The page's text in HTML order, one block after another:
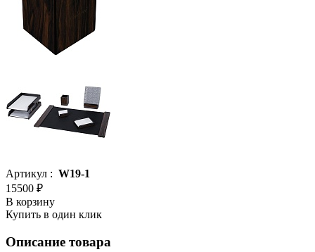
Артикул : W19-1
15500 ₽
В корзину
Купить в один клик
Описание товара